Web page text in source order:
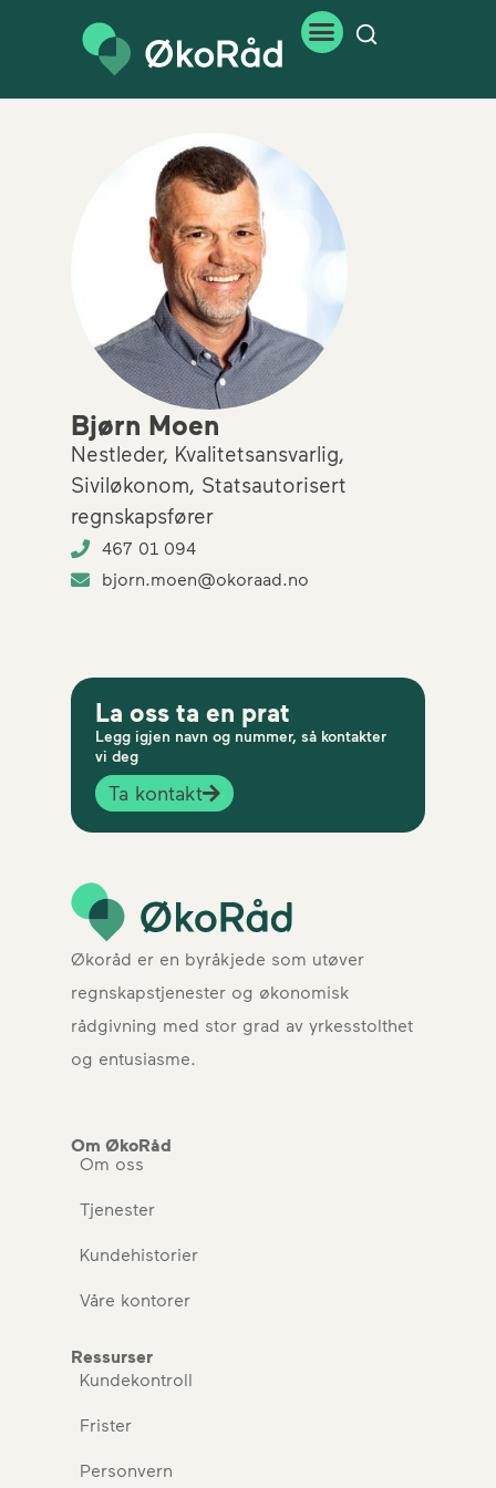
Bjørn Moen
Nestleder, Kvalitetsansvarlig,
Siviløkonom, Statsautorisert
regnskapsfører
467 01 094
bjorn.moen@okoraad.no
La oss ta en prat
Legg igjen navn og nummer, så kontakter
vi deg
Ta kontakt
Økoråd er en byråkjede som utøver
regnskapstjenester og økonomisk
rådgivning med stor grad av yrkesstolthet
og entusiasme.
Om ØkoRåd
Om oss
Tjenester
Kundehistorier
Våre kontorer
Ressurser
Kundekontroll
Frister
Personvern